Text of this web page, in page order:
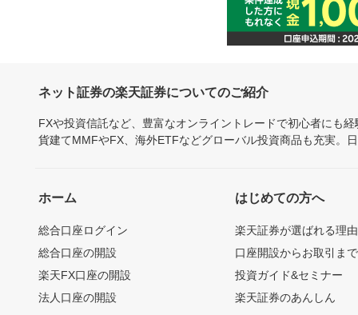
ネット証券の楽天証券についてのご紹介
FXや投資信託など、豊富なオンライントレードで初心者にも
貨建てMMFやFX、海外ETFなどグローバル投資商品も充実。
ホーム
総合口座ログイン
総合口座の開設
楽天FX口座の開設
法人口座の開設
はじめての方へ
楽天証券が選ばれる理由
口座開設からお取引ま
投資ガイド&セミナー
楽天証券のあんしん